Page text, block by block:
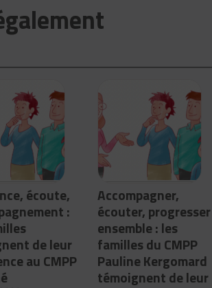
écoute,
:
de leur
au CMPP
Accompagner,
écouter, progresser
ensemble : les
familles du CMPP
Pauline Kergomard
témoignent de leur